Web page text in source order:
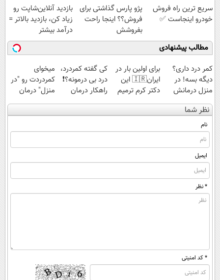
قسطی
سریع ترین راه فروش
خودرو اینجاست ✅
پژو پارس گذاشتی برای
فروش؟؟ اینجا راحت
بفروشش
بازدید آنلاین‌شاپت رو
زیاد کن، بازدید بالاتر =
درآمد بیشتر
مطالب پیشنهادی
کمر درد داری؟
دیگه بسه! در
منزل درمانش
کن
(◀پرسش‌نامه)
برای اولین بار در
ایران🇮🇷 این
دکتر کرم ترمیم
کننده 23 روزه
ساخت!
کی گفته کمردرد،
درد بی درمونه؟❗
راهکار درمان
+پرسشنامه
میخوای
کمردردت رو "در
منزل" درمان
کنی؟ (◂فیلم +
◂پرسش‌نامه)
نظر شما
نام
ایمیل
* نظر
* کد امنیتی